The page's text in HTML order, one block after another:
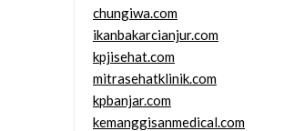
chungiwa.com
ikanbakarcianjur.com
kpjisehat.com
mitrasehatklinik.com
kpbanjar.com
kemanggisanmedical.com